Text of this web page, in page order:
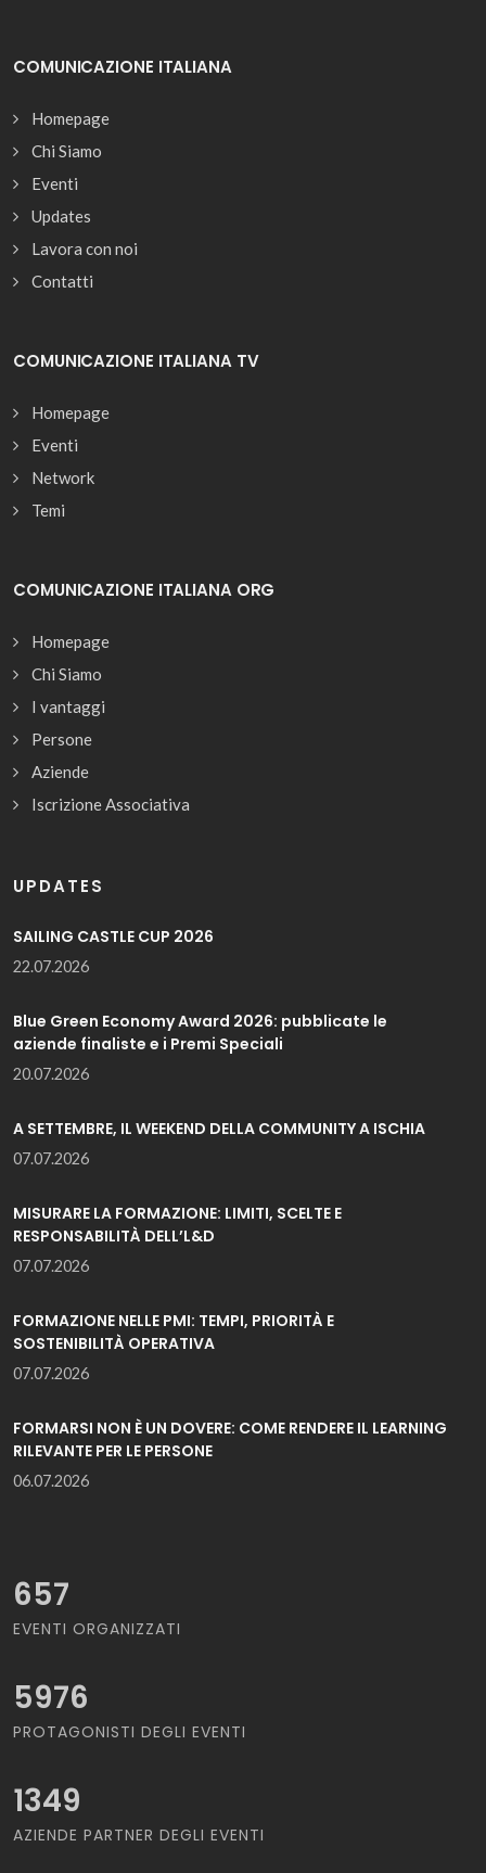
COMUNICAZIONE ITALIANA
Homepage
Chi Siamo
Eventi
Updates
Lavora con noi
Contatti
COMUNICAZIONE ITALIANA TV
Homepage
Eventi
Network
Temi
COMUNICAZIONE ITALIANA ORG
Homepage
Chi Siamo
I vantaggi
Persone
Aziende
Iscrizione Associativa
UPDATES
SAILING CASTLE CUP 2026
22.07.2026
Blue Green Economy Award 2026: pubblicate le
aziende finaliste e i Premi Speciali
20.07.2026
A SETTEMBRE, IL WEEKEND DELLA COMMUNITY A ISCHIA
07.07.2026
MISURARE LA FORMAZIONE: LIMITI, SCELTE E
RESPONSABILITÀ DELL’L&D
07.07.2026
FORMAZIONE NELLE PMI: TEMPI, PRIORITÀ E
SOSTENIBILITÀ OPERATIVA
07.07.2026
FORMARSI NON È UN DOVERE: COME RENDERE IL LEARNING
RILEVANTE PER LE PERSONE
06.07.2026
657
EVENTI ORGANIZZATI
5976
PROTAGONISTI DEGLI EVENTI
1349
AZIENDE PARTNER DEGLI EVENTI